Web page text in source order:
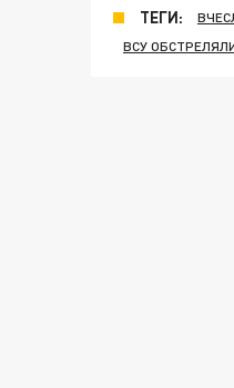
ТЕГИ:
ВСУ